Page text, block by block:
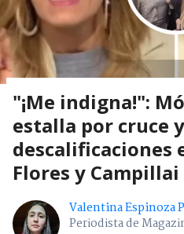
"¡Me indigna!":
estalla por cruce y
descalificaciones
Flores y Campillai
Valentina Espinoza
Periodista de